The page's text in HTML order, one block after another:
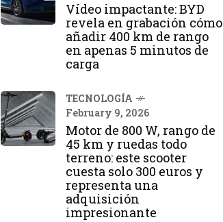
Vídeo impactante: BYD
revela en grabación cómo
añadir 400 km de rango
en apenas 5 minutos de
carga
TECNOLOGÍA
February 9, 2026
Motor de 800 W, rango de
45 km y ruedas todo
terreno: este scooter
cuesta solo 300 euros y
representa una
adquisición
impresionante